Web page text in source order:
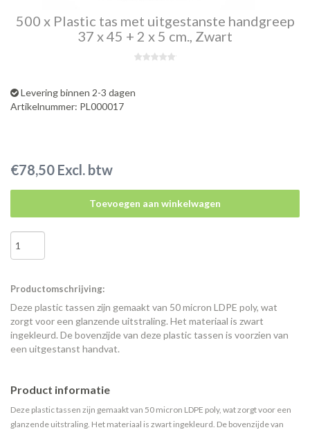
500 x Plastic tas met uitgestanste handgreep
37 x 45 + 2 x 5 cm., Zwart
Levering binnen 2-3 dagen
Artikelnummer: PL000017
€78,50 Excl. btw
Toevoegen aan winkelwagen
Productomschrijving:
Deze plastic tassen zijn gemaakt van 50 micron LDPE poly, wat
zorgt voor een glanzende uitstraling. Het materiaal is zwart
ingekleurd. De bovenzijde van deze plastic tassen is voorzien van
een uitgestanst handvat.
Product informatie
Deze plastic tassen zijn gemaakt van 50 micron LDPE poly, wat zorgt voor een
glanzende uitstraling. Het materiaal is zwart ingekleurd. De bovenzijde van